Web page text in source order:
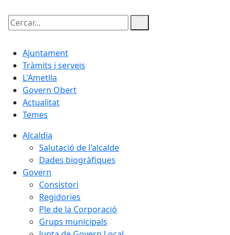
Cercar:
Ajuntament
Tràmits i serveis
L'Ametlla
Govern Obert
Actualitat
Temes
Alcaldia
Salutació de l'alcalde
Dades biogràfiques
Govern
Consistori
Regidories
Ple de la Corporació
Grups municipals